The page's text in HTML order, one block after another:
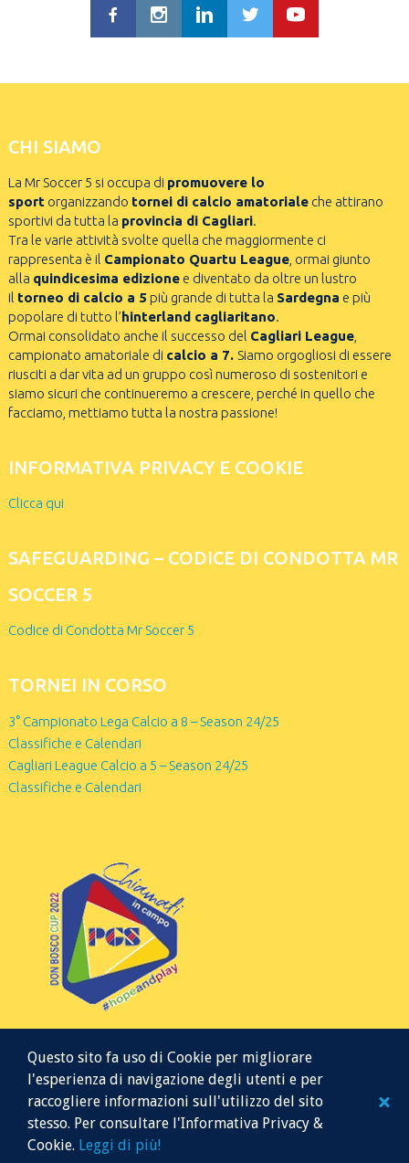
CHI SIAMO
La Mr Soccer 5 si occupa di promuovere lo
sportorganizzando tornei di calcio amatorialeche attirano
sportivi da tutta la provincia di Cagliari.
Tra le varie attività svolte quella che maggiormente ci
rappresenta è il Campionato Quartu League, ormai giunto
alla quindicesima edizionee diventato da oltre un lustro
il torneo di calcio a 5 più grande di tutta la Sardegna e più
popolare di tutto l’hinterland cagliaritano.
Ormai consolidato anche il successo del Cagliari League,
campionato amatoriale di calcio a 7. Siamo orgogliosi di essere
riusciti a dar vita ad un gruppo così numeroso di sostenitori e
siamo sicuri che continueremo a crescere, perché in quello che
facciamo, mettiamo tutta la nostra passione!
INFORMATIVA PRIVACY E COOKIE
Clicca qui
SAFEGUARDING – CODICE DI CONDOTTA MR
SOCCER 5
Codice di Condotta Mr Soccer 5
TORNEI IN CORSO
3° Campionato Lega Calcio a 8 – Season 24/25
Classifiche e Calendari
Cagliari League Calcio a 5 – Season 24/25
Classifiche e Calendari
© 2026 Mr Soccer 5
Website managed by K.B.K. Servizi
Questo sito fa uso di Cookie per migliorare
l'esperienza di navigazione degli utenti e per
raccogliere informazioni sull'utilizzo del sito
stesso. Per consultare l'Informativa Privacy &
Cookie. Leggi di più!